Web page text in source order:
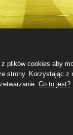
plików cookies aby
strony. Korzystając z
Co to jest?